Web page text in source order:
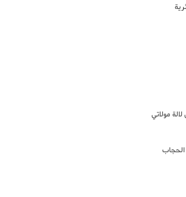
مولاتي